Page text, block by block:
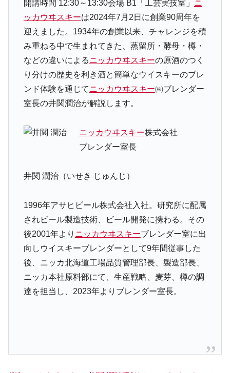
開講時間 12:30～13:30会場 B1「工芸実技室」 ニ
ッカウヰスキーは2024年7月2日に創業90周年を
迎えました。1934年の創業以来、チャレンジを積
み重ねる中で生まれてきた、蒸留所・酵母・樽・
などの違いによるニッカウヰスキーの原酒のつく
り分けの歴史を利き酒と簡単なウイスキーのブレ
ンド体験を通じてニッカウヰスキー㈱ブレンダー
室長の井関潤治が解説します。
ニッカウヰスキー株式会社
ブレンダー室長
井関 潤治（いせき じゅんじ）
1996年アサヒビール株式会社入社。研究所に配属
されビール製造技術、ビール開発に携わる。その
後2001年より ニッカウヰスキーブレンダー室に出
向しウイスキーブレンダーとして9年間従事した
後、ニッカ北海道工場品質管理部長、製造部長、
ニッカ本社原料部にて、生産戦略、麦芽、樽の調
達を担当し、2023年よりブレンダー室長。